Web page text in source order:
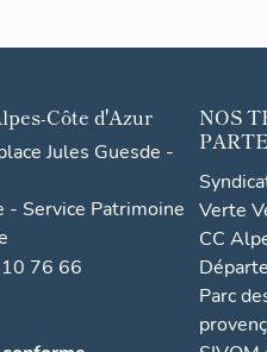
Côte d'Azur
Jules Guesde -
Service Patrimoine
76 66
NOS
Verte
CC
Parc